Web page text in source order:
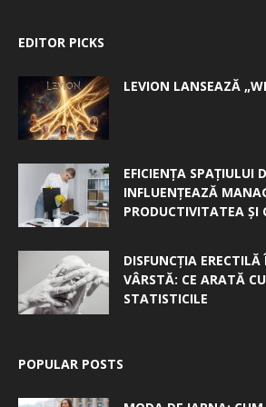
EDITOR PICKS
LEVION LANSEAZĂ
EFICIENȚA SPAȚIULUI
INFLUENȚEAZĂ
PRODUCTIVITATEA ȘI
DISFUNCȚIA ERECTILĂ
VÂRSTĂ: CE ARATĂ
STATISTICILE
POPULAR POSTS